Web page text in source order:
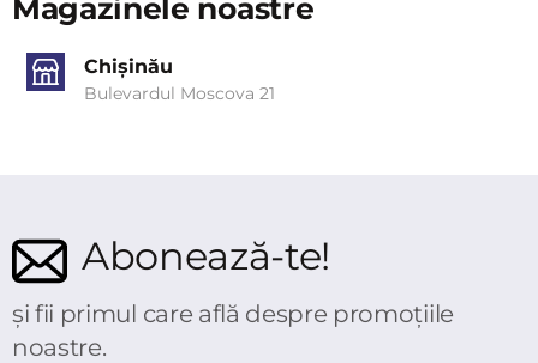
Magazinele noastre
Chișinău
Bulevardul Moscova 21
Abonează-te!
și fii primul care află despre promoțiile
noastre.